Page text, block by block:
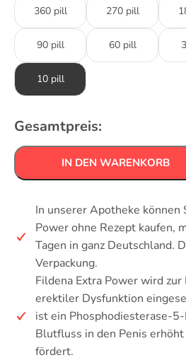
360 pill 270 pill
90 pill 60 pill
10 pill
Gesamtpreis:
IN DEN WARENKORB
In unserer Apotheke können
Power ohne Rezept kaufen,
Tagen in ganz Deutschland.
Verpackung.
Fildena Extra Power wird zur
erektiler Dysfunktion
ist ein Phosphodiesterase-
Blutfluss in den Penis
fördert.